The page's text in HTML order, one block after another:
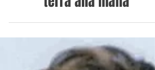
Quando la società tolse la
terra alla mafia